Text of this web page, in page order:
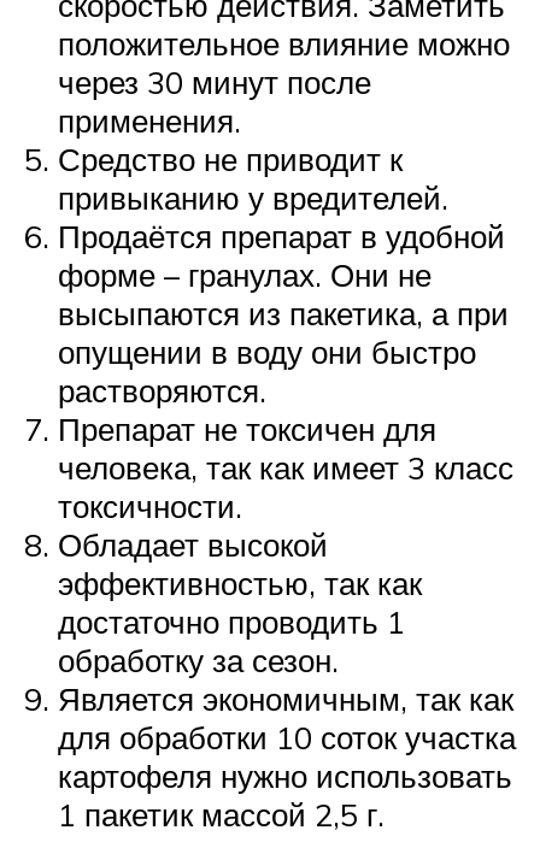
положительное влияние можно
через 30 минут после
применения.
Средство не приводит к
привыканию у вредителей.
Продаётся препарат в удобной
форме – гранулах. Они не
высыпаются из пакетика, а при
опущении в воду они быстро
растворяются.
Препарат не токсичен для
человека, так как имеет 3 класс
токсичности.
Обладает высокой
эффективностью, так как
достаточно проводить 1
обработку за сезон.
Является экономичным, так как
для обработки 10 соток участка
картофеля нужно использовать
1 пакетик массой 2,5 г.